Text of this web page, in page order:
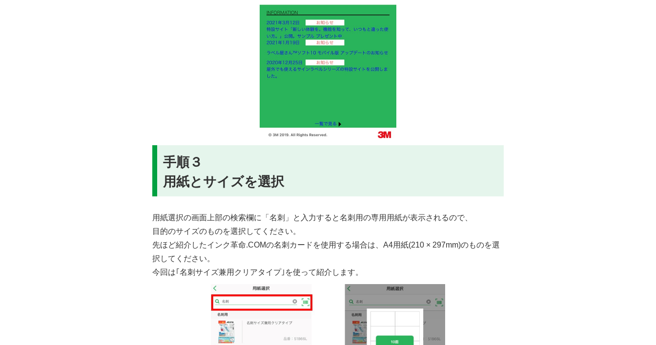
手順３
用紙とサイズを選択
用紙選択の画面上部の検索欄に「名刺」と入力すると名刺用の専用用紙が表示されるので、
目的のサイズのものを選択してください。
先ほど紹介したインク革命.COMの名刺カードを使用する場合は、A4用紙(210 × 297mm)のものを選
択してください。
今回は｢名刺サイズ兼用クリアタイプ｣を使って紹介します。